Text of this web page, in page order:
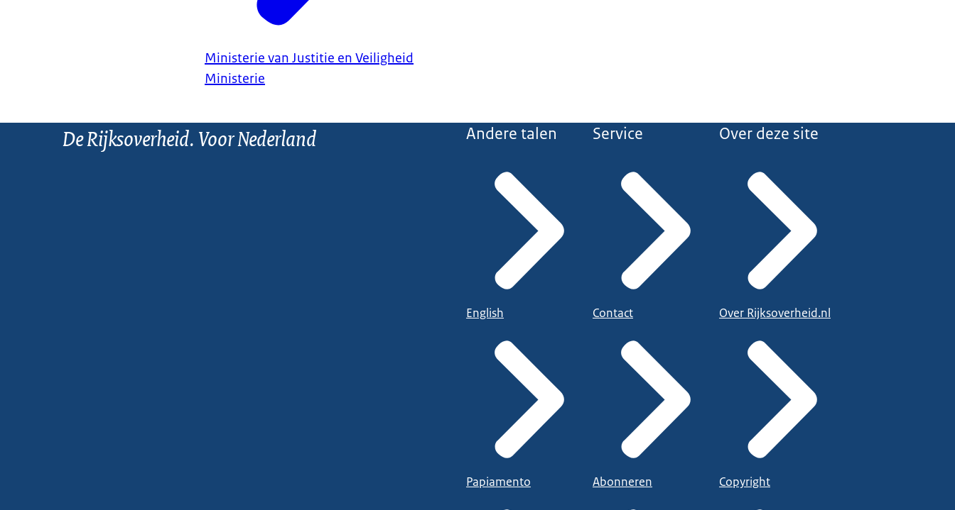
Ministerie van Justitie en Veiligheid
Ministerie
De Rijksoverheid. Voor Nederland Andere talen
English
Papiamento
Service
Contact
Abonneren
Over deze site
Over Rijksoverheid.nl
Copyright